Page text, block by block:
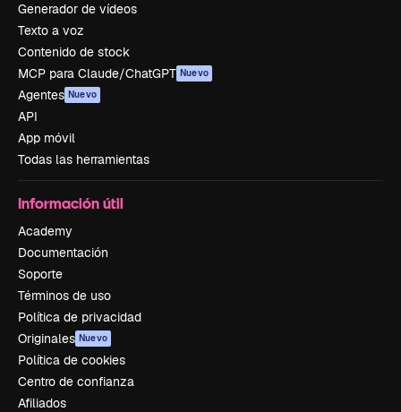
Generador de vídeos
Texto a voz
Contenido de stock
MCP para Claude/ChatGPT Nuevo
Agentes Nuevo
API
App móvil
Todas las herramientas
Información útil
Academy
Documentación
Soporte
Términos de uso
Política de privacidad
Originales Nuevo
Política de cookies
Centro de confianza
Afiliados